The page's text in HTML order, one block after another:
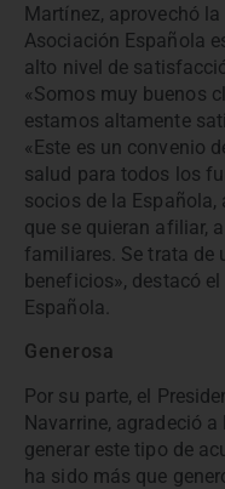
Martínez, aprovechó
Asociación Española
alto nivel de
«Somos muy buenos
estamos altamente
«Este es un convenio
salud para todos los
socios de la
que se quieran afiliar,
familiares. Se trata de
beneficios», destacó
Española.
Generosa
Por su parte, el
Navarrine, agradeció
generar este tipo de
ha sido más que